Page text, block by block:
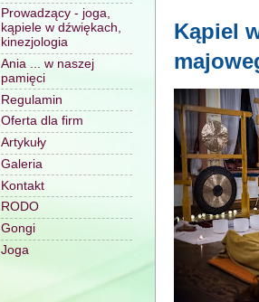
Kąpiel
Prowadzący - joga,
kąpiele w dźwiękach,
kinezjologia
Ania ... w naszej
pamięci
Regulamin
Oferta dla firm
Artykuły
Galeria
Kontakt
RODO
Gongi
Joga